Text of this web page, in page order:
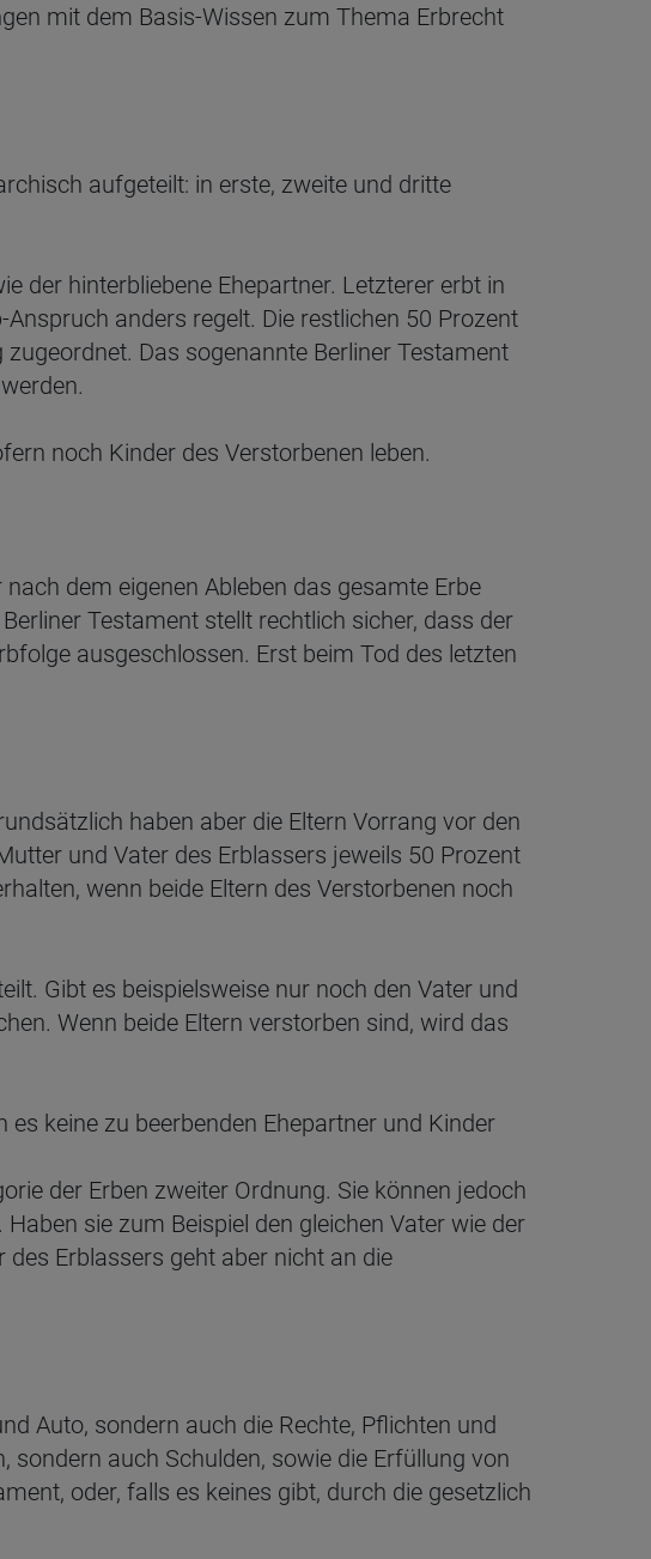
mit dem Basis-Wissen zum Thema Erbrecht
aufgeteilt: in erste, zweite und dritte
der hinterbliebene Ehepartner. Letzterer erbt in
Anspruch anders regelt. Die restlichen 50 Prozent
Das sogenannte Berliner Testament
noch Kinder des Verstorbenen leben.
dem eigenen Ableben das gesamte Erbe
Testament stellt rechtlich sicher, dass der
ausgeschlossen. Erst beim Tod des letzten
haben aber die Eltern Vorrang vor den
und Vater des Erblassers jeweils 50 Prozent
wenn beide Eltern des Verstorbenen noch
Gibt es beispielsweise nur noch den Vater und
Wenn beide Eltern verstorben sind, wird das
keine zu beerbenden Ehepartner und Kinder
der Erben zweiter Ordnung. Sie können jedoch
sie zum Beispiel den gleichen Vater wie der
Erblassers geht aber nicht an die
Auto, sondern auch die Rechte, Pflichten und
sondern auch Schulden, sowie die Erfüllung von
oder, falls es keines gibt, durch die gesetzlich